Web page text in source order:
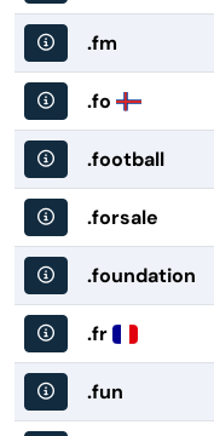
.fm
.fo
.football
.forsale
.foundation
.fr
.fun